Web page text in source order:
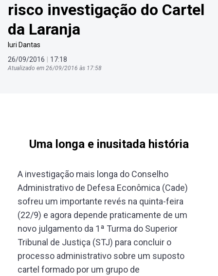
risco investigação do Cartel
da Laranja
Iuri Dantas
26/09/2016 17:18
Atualizado em 26/09/2016 às 17:58
Uma longa e inusitada história
A investigação mais longa do Conselho
Administrativo de Defesa Econômica (Cade)
sofreu um importante revés na quinta-feira
(22/9) e agora depende praticamente de um
novo julgamento da 1ª Turma do Superior
Tribunal de Justiça (STJ) para concluir o
processo administrativo sobre um suposto
cartel formado por um grupo de